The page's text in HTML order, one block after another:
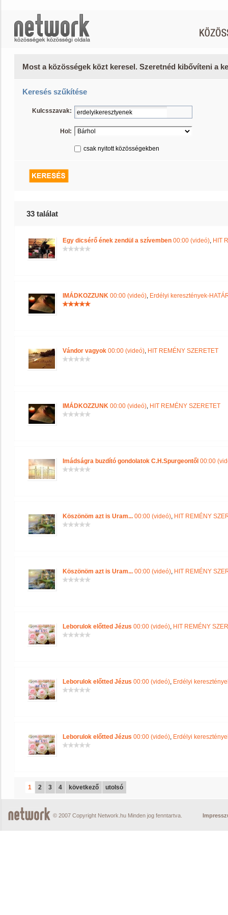
Most a közösségek közt keresel. Szeretnéd kibővíteni a
Keresés szűkítése
Kulcsszavak:
Hol:
csak nyitott közösségekben
33 találat
Egy dicsérő ének zendül a szívemben 00:00 (videó), HIT
IMÁDKOZZUNK 00:00 (videó), Erdélyi keresztények-
Vándor vagyok 00:00 (videó), HIT REMÉNY SZERETET
IMÁDKOZZUNK 00:00 (videó), HIT REMÉNY SZERETET
Imádságra buzdító gondolatok C.H.Spurgeontől 00:00
Köszönöm azt is Uram... 00:00 (videó), HIT REMÉNY
Köszönöm azt is Uram... 00:00 (videó), HIT REMÉNY
Leborulok előtted Jézus 00:00 (videó), HIT REMÉNY
Leborulok előtted Jézus 00:00 (videó), Erdélyi
Leborulok előtted Jézus 00:00 (videó), Erdélyi
1 2 3 4 következő utolsó
© 2007 Copyright Network.hu Minden jog fenntartva.